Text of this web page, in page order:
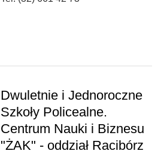
Dwuletnie i Jednoroczne
Szkoły Policealne.
Centrum Nauki i Biznesu
"ŻAK" - oddział Racibórz